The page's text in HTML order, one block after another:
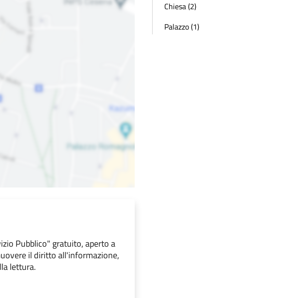
Pubblico" gratuito, aperto a
il diritto all'informazione,
lettura.
Chiesa (2)
Palazzo (1)